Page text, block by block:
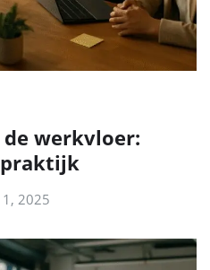
de werkvloer:
1, 2025